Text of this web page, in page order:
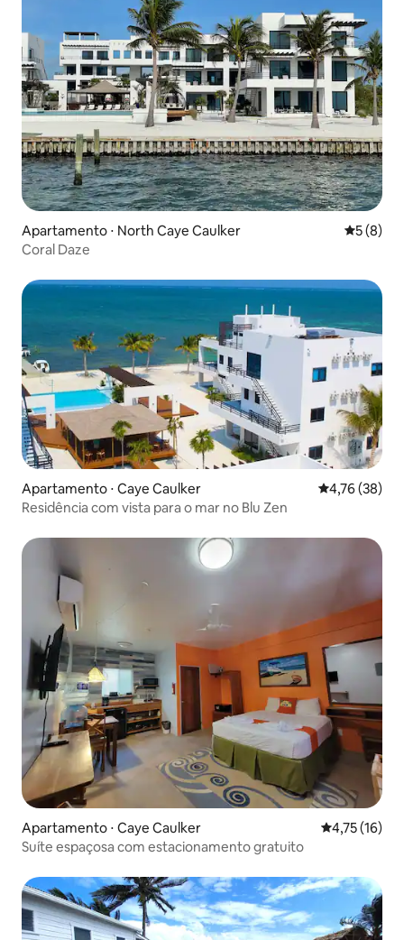
Apartamento ⋅ North Caye Caulker 5 de
5 (8)
Coral Daze
Apartamento ⋅ Caye Caulker 4,76 de uma
4,76 (38)
Residência com vista para o mar no Blu Zen
Apartamento ⋅ Caye Caulker 4,75 de uma
4,75 (16)
Suíte espaçosa com estacionamento gratuito